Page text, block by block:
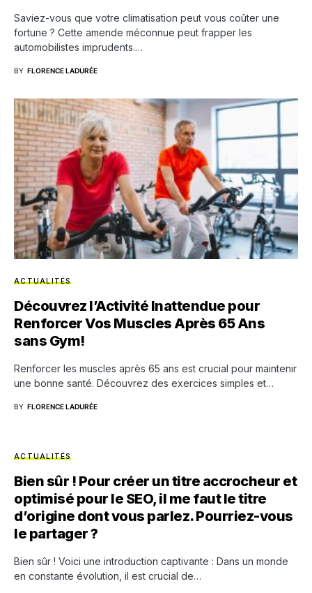
Saviez-vous que votre climatisation peut vous coûter une
fortune ? Cette amende méconnue peut frapper les
automobilistes imprudents.…
BY FLORENCE LADURÉE
ACTUALITÉS
Découvrez l’Activité Inattendue pour
Renforcer Vos Muscles Après 65 Ans
sans Gym!
Renforcer les muscles après 65 ans est crucial pour maintenir
une bonne santé. Découvrez des exercices simples et…
BY FLORENCE LADURÉE
ACTUALITÉS
Bien sûr ! Pour créer un titre accrocheur et
optimisé pour le SEO, il me faut le titre
d’origine dont vous parlez. Pourriez-vous
le partager ?
Bien sûr ! Voici une introduction captivante : Dans un monde
en constante évolution, il est crucial de…